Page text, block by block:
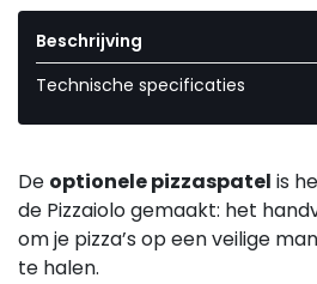
Beschrijving
Technische specificaties
De optionele pizzaspatel is
de Pizzaiolo gemaakt: het
om je pizza’s op een veilige
te halen.